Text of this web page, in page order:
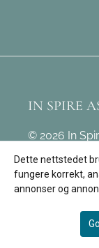
IN SPIRE
© 2026 In
OM OSS
Dette nettstedet
fungere korrekt,
annonser og